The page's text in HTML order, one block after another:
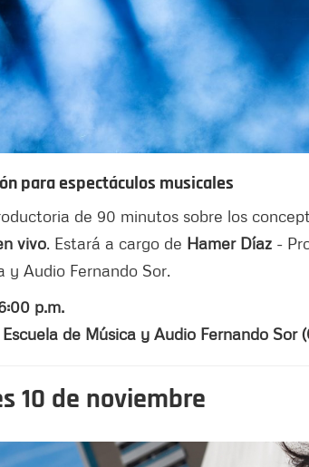
para espectáculos musicales
de 90 minutos sobre los
vivo. Estará a cargo de Hamer Díaz -
y Audio Fernando Sor.
p.m.
de Música y Audio Fernando Sor
10 de noviembre